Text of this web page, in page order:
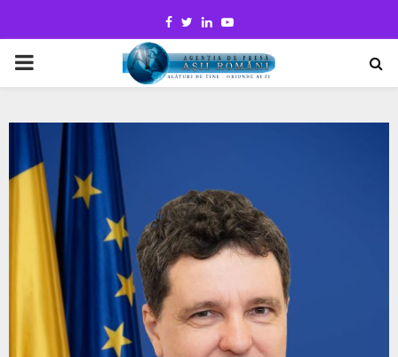
Facebook
TwitterLinkedinYoutube
PRIMARY